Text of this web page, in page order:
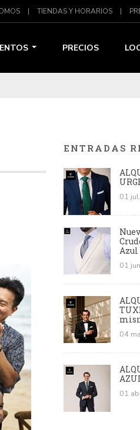
| TIENDAS Y HORARIOS |
PRECIOS
ENTRADAS
01
01
04
01